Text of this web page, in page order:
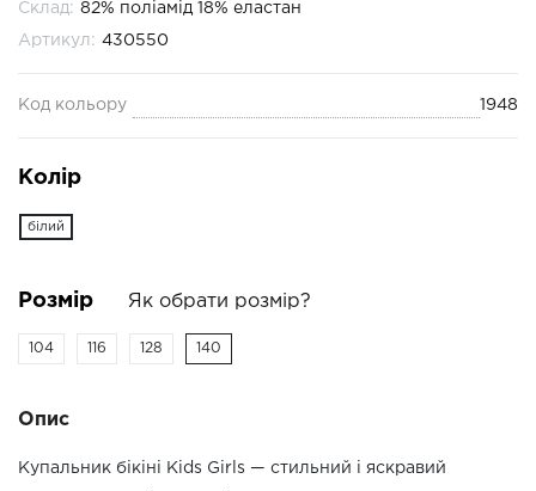
Склад: 82% поліамід 18% еластан
Артикул: 430550
Код кольору 1948
Колір
білий
Розмір Як обрати розмір?
104 116 128 140
Опис
Купальник бікіні Kids Girls — стильний і яскравий